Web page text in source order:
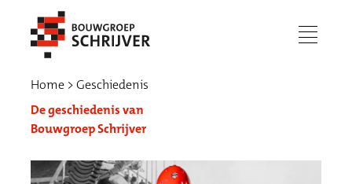
menu
Home
Geschiedenis
De geschiedenis van
Bouwgroep Schrijver